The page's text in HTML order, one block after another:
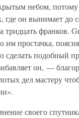
небом, потому
где он вынимает до
тридцать франков.
им простачка,
сделать подобный
он, —
дел мастеру
своего